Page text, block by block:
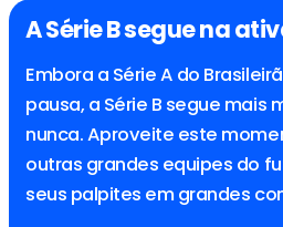
A Série B segue na
Embora a Série A do
pausa, a Série B segue mais
nunca. Aproveite este
outras grandes equipes do
seus palpites em grandes